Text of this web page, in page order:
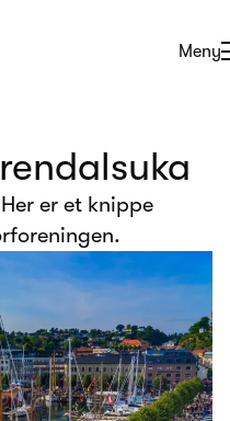
Åpne
Meny
er et knippe